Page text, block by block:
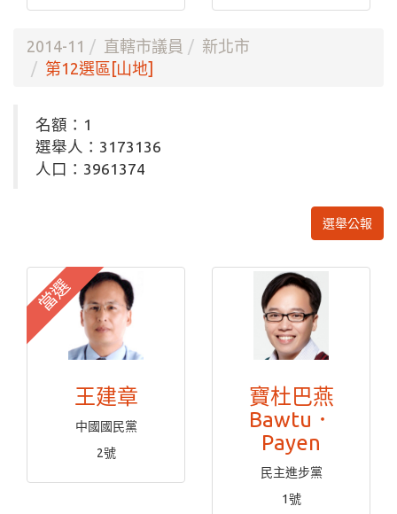
2014-11 直轄市議員
新北市
第12選區[山地]
名額：1
選舉人：3173136
人口：3961374
選舉公報
當選
王建章
中國國民黨
2號
寶杜巴燕
Bawtu．
Payen
民主進步黨
1號